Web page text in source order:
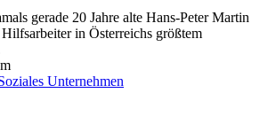
gerade 20 Jahre alte Hans-Peter Martin
in Österreichs größtem
Unternehmen